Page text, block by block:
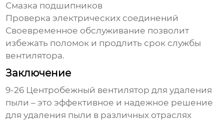
Смазка подшипников
Проверка электрических соединений
Своевременное обслуживание позволит
избежать поломок и продлить срок службы
вентилятора.
Заключение
9-26 Центробежный вентилятор для удаления
пыли – это эффективное и надежное решение
для удаления пыли в различных отраслях